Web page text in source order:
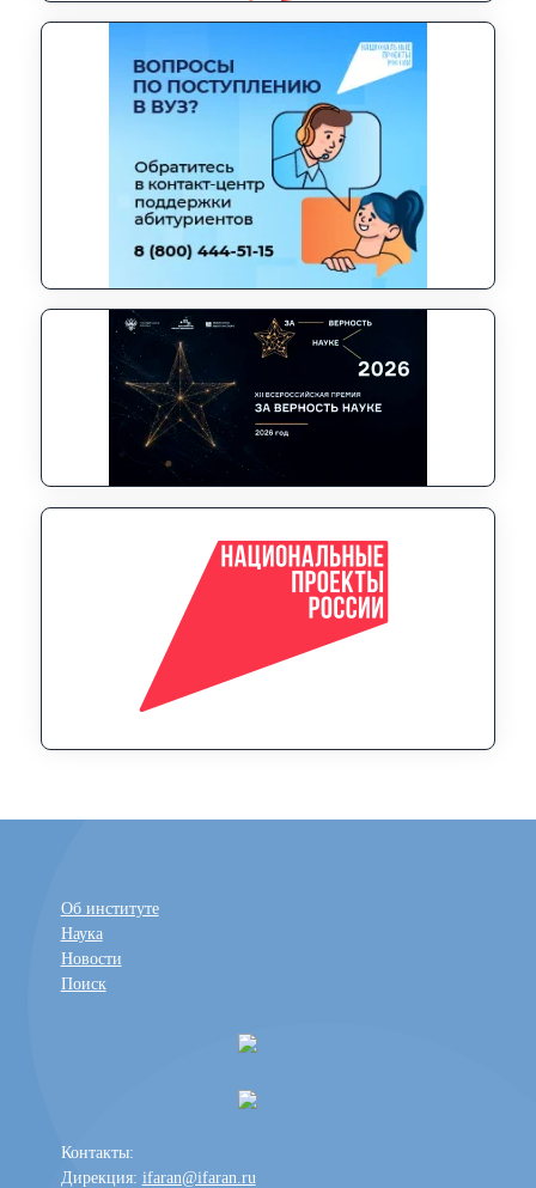
Об институте
Наука
Новости
Поиск
Контакты:
Дирекция: ifaran@ifaran.ru